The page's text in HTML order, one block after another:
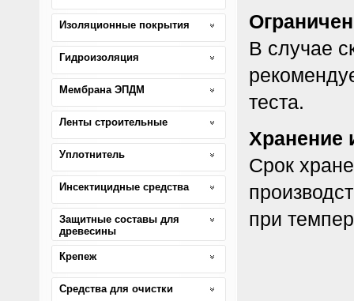
В случае
теста.
Хранение
Срок
при
Изоляционные покрытия
Гидроизоляция
Мембрана ЭПДМ
Ленты строительные
Уплотнитель
Инсектицидные средства
Защитные составы для
древесины
Крепеж
Средства для очистки